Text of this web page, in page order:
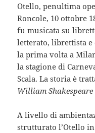
Otello, penultima
Roncole, 10 ottobre
fu musicata su
letterato, librettista e
la prima volta a
la stagione di
Scala. La storia è
William Shakespeare
A livello di
strutturato l’Otello